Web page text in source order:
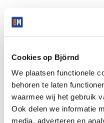
Cookies op Björnd
We plaatsen functionele
behoren te laten
waarmee wij het gebruik
Ook delen we informatie
media, adverteren en
De servicekosten zijn
services als schoonmaak
containers.
HUURTERMIJN
Minimaal 1 jaar, per jaar